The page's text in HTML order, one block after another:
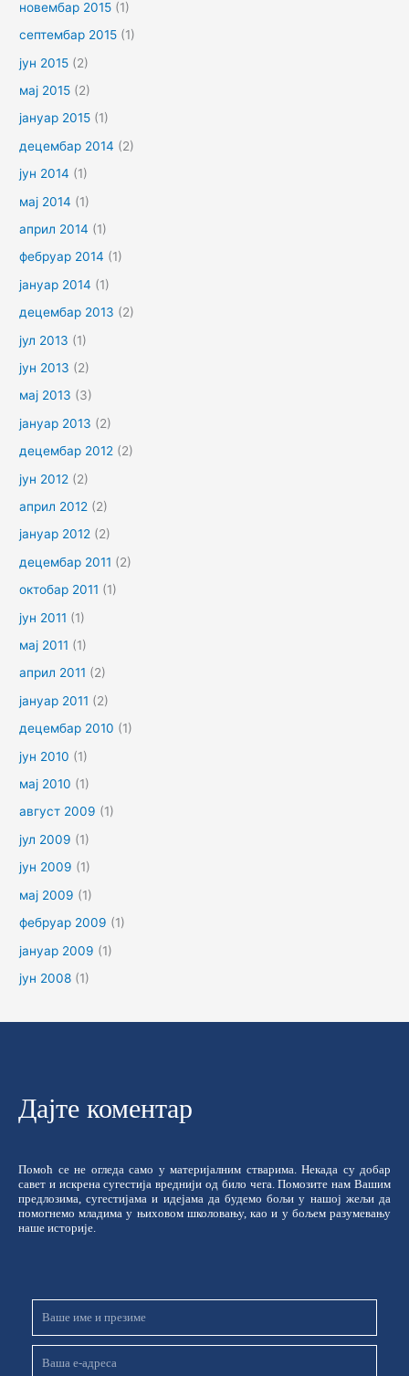
новембар 2015 (1)
септембар 2015 (1)
јун 2015 (2)
мај 2015 (2)
јануар 2015 (1)
децембар 2014 (2)
јун 2014 (1)
мај 2014 (1)
април 2014 (1)
фебруар 2014 (1)
јануар 2014 (1)
децембар 2013 (2)
јул 2013 (1)
јун 2013 (2)
мај 2013 (3)
јануар 2013 (2)
децембар 2012 (2)
јун 2012 (2)
април 2012 (2)
јануар 2012 (2)
децембар 2011 (2)
октобар 2011 (1)
јун 2011 (1)
мај 2011 (1)
април 2011 (2)
јануар 2011 (2)
децембар 2010 (1)
јун 2010 (1)
мај 2010 (1)
август 2009 (1)
јул 2009 (1)
јун 2009 (1)
мај 2009 (1)
фебруар 2009 (1)
јануар 2009 (1)
јун 2008 (1)
Дајте коментар
Помоћ се не огледа само у материјалним стварима. Некада су добар
савет и искрена сугестија вреднији од било чега. Помозите нам Вашим
предлозима, сугестијама и идејама да будемо бољи у нашој жељи да
помогнемо младима у њиховом школовању, као и у бољем разумевању
наше историје.
презиме